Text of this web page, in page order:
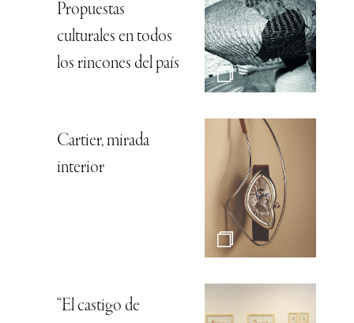
Propuestas
culturales en todos
los rincones del país
Cartier, mirada
interior
“El castigo de